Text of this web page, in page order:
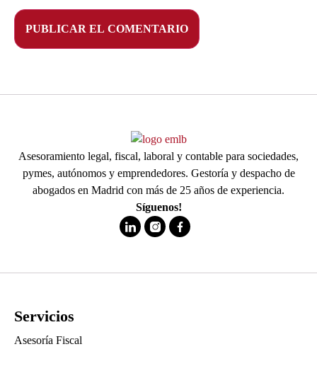
Asesoramiento legal, fiscal, laboral y contable para sociedades,
pymes, autónomos y emprendedores. Gestoría y despacho de
abogados en Madrid con más de 25 años de experiencia.
Síguenos!
Servicios
Asesoría Fiscal